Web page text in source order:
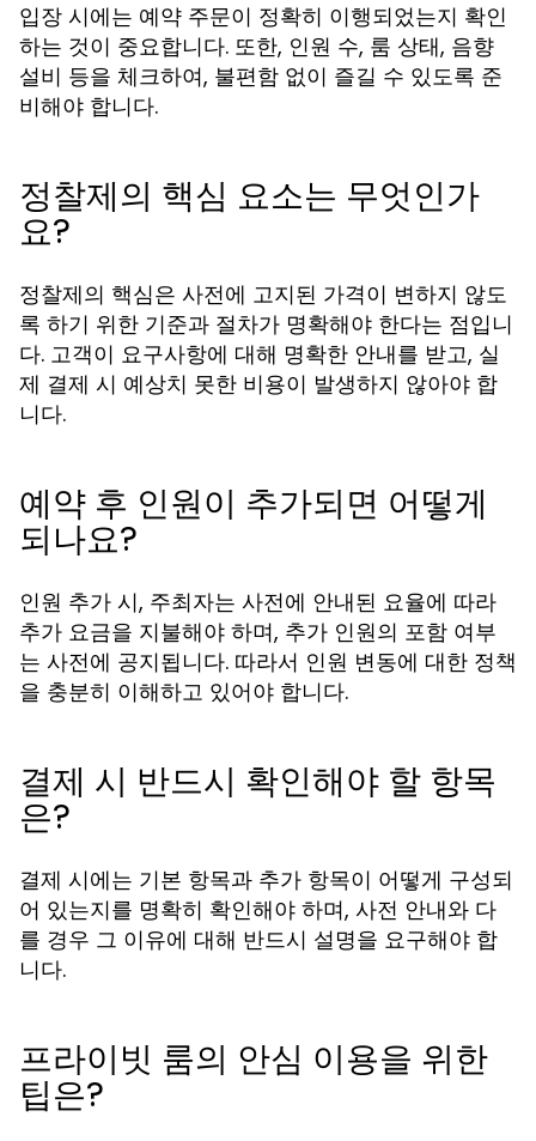
입장 시에는 예약 주문이 정확히 이행되었는지 확인
하는 것이 중요합니다. 또한, 인원 수, 룸 상태, 음향
설비 등을 체크하여, 불편함 없이 즐길 수 있도록 준
비해야 합니다.
정찰제의 핵심 요소는 무엇인가
요?
정찰제의 핵심은 사전에 고지된 가격이 변하지 않도
록 하기 위한 기준과 절차가 명확해야 한다는 점입니
다. 고객이 요구사항에 대해 명확한 안내를 받고, 실
제 결제 시 예상치 못한 비용이 발생하지 않아야 합
니다.
예약 후 인원이 추가되면 어떻게
되나요?
인원 추가 시, 주최자는 사전에 안내된 요율에 따라
추가 요금을 지불해야 하며, 추가 인원의 포함 여부
는 사전에 공지됩니다. 따라서 인원 변동에 대한 정책
을 충분히 이해하고 있어야 합니다.
결제 시 반드시 확인해야 할 항목
은?
결제 시에는 기본 항목과 추가 항목이 어떻게 구성되
어 있는지를 명확히 확인해야 하며, 사전 안내와 다
를 경우 그 이유에 대해 반드시 설명을 요구해야 합
니다.
프라이빗 룸의 안심 이용을 위한
팁은?